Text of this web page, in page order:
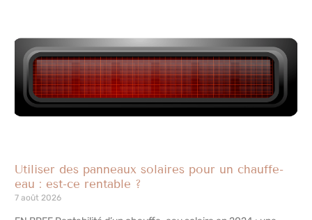
Utiliser des panneaux solaires pour un chauffe-
eau : est-ce rentable ?
7 août 2026